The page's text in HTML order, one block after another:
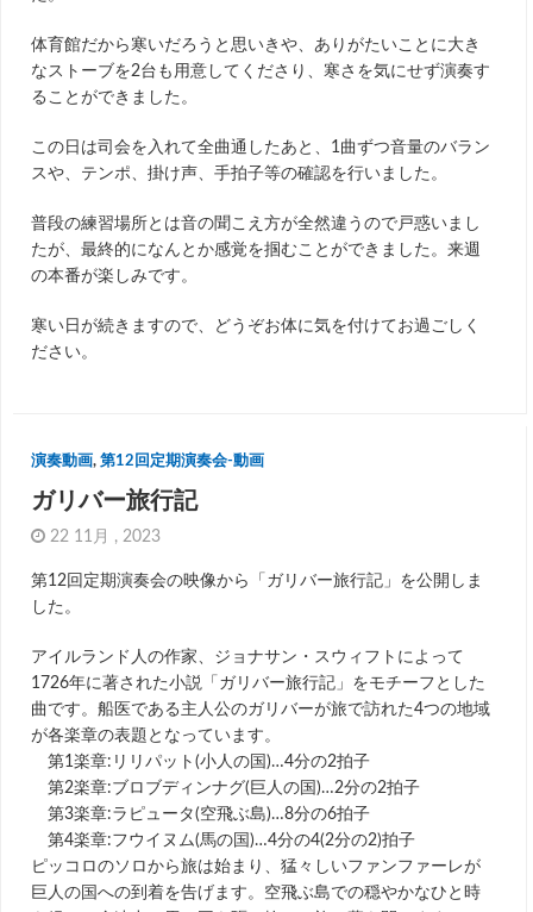
体育館だから寒いだろうと思いきや、ありがたいことに大き
なストーブを2台も用意してくださり、寒さを気にせず演奏す
ることができました。
この日は司会を入れて全曲通したあと、1曲ずつ音量のバラン
スや、テンポ、掛け声、手拍子等の確認を行いました。
普段の練習場所とは音の聞こえ方が全然違うので戸惑いまし
たが、最終的になんとか感覚を掴むことができました。来週
の本番が楽しみです。
寒い日が続きますので、どうぞお体に気を付けてお過ごしく
ださい。
演奏動画, 第12回定期演奏会-動画
ガリバー旅行記
22 11月 , 2023
第12回定期演奏会の映像から「ガリバー旅行記」を公開しま
した。
アイルランド人の作家、ジョナサン・スウィフトによって
1726年に著された小説「ガリバー旅行記」をモチーフとした
曲です。船医である主人公のガリバーが旅で訪れた4つの地域
が各楽章の表題となっています。
第1楽章:リリパット(小人の国)…4分の2拍子
第2楽章:ブロブディンナグ(巨人の国)…2分の2拍子
第3楽章:ラピュータ(空飛ぶ島)…8分の6拍子
第4楽章:フウイヌム(馬の国)…4分の4(2分の2)拍子
ピッコロのソロから旅は始まり、猛々しいファンファーレが
巨人の国への到着を告げます。空飛ぶ島での穏やかなひと時